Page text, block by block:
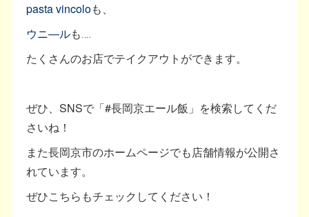
pasta vincoloも、
ウニ―ルも‥‥
たくさんのお店でテイクアウトができます。
ぜひ、SNSで「#長岡京エール飯」を検索してくだ
さいね！
また長岡京市のホームページでも店舗情報が公開さ
れています。
ぜひこちらもチェックしてください！